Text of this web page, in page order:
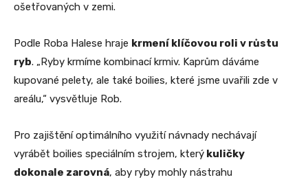
ošetřovaných v zemi.
Podle Roba Halese hraje krmení klíčovou roli v růstu
ryb. „Ryby krmíme kombinací krmiv. Kaprům dáváme
kupované pelety, ale také boilies, které jsme uvařili zde v
areálu,“ vysvětluje Rob.
Pro zajištění optimálního využití návnady nechávají
vyrábět boilies speciálním strojem, který kuličky
dokonale zarovná, aby ryby mohly nástrahu